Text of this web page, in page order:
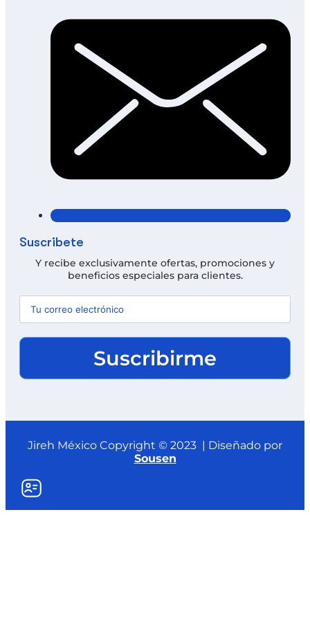
Suscríbete
Y recibe exclusivamente ofertas, promociones y
beneficios especiales para clientes.
Suscribirme
Jireh México Copyright © 2023 | Diseñado por
Sousen